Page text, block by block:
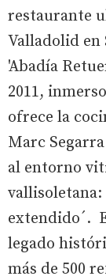
restaurante
Valladolid en
'Abadía
2011,
ofrece la
Marc
al entorno
extendido´.
legado
más de 500